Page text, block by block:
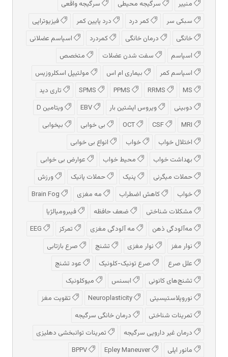
منییر سرگیجه محیطی
سرگیجه واقعی
سبکی سر
کمر درد درد پایین کمر
فیزیوتراپی
خانگی
درمان خانگی کمردرد
اسپاسم عضلانی
اسپاسم
سفت شدن عضلات
متخصص
اسپاسم کمر
بیماری ام اس
مولتیپل اسکلروزیس
تاری دید
دوبینی
ویروس اپشتین بار
ویتامین D
بی خوابی
بیخوابی
اختلال خواب
خواب
انواع بی خوابی
بهداشت خواب
محیط خواب
عوارض بی خوابی
حملات میگرنی
پنیک حملات پانیک
ورزش
خواب
کاهش اضطراب مه مغزی
مشکلات شناختی
ضعف حافظه
فیبرومیالژیا
مه‌آلودگی ذهن
مه‌ آلودگی مغزی تمرکز
نوار مغز
نوار مغزی تشنج
صرع بازتابی
علل صرع
صرع تونیک-کلونیک
عود تشنج
تشنج‌های کانونی
ابسنس
میوکلونیک
نوروپلاستیسیتی
تقویت مغز
تمرینات شناختی
درمان خانگی سرگیجه
درمان غیر دارویی سرگیجه
تمرینات توانبخشی دهلیزی
مانور اپلی